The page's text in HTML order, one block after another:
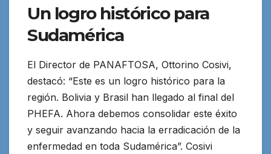
Un logro histórico para
Sudamérica
El Director de PANAFTOSA, Ottorino Cosivi,
destacó: “Este es un logro histórico para la
región. Bolivia y Brasil han llegado al final del
PHEFA. Ahora debemos consolidar este éxito
y seguir avanzando hacia la erradicación de la
enfermedad en toda Sudamérica”. Cosivi